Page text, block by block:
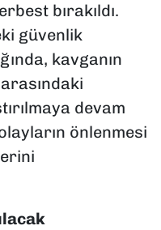
bırakıldı.
güvenlik
kavganın
devam
önlenmesi